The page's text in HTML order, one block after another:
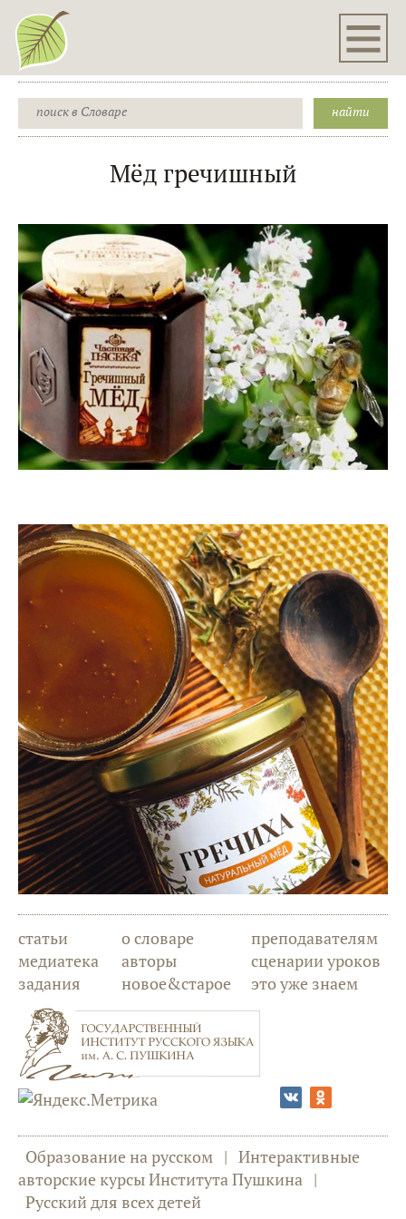
Мёд гречишный
статьи
медиатека
задания
о словаре
авторы
новое&старое
преподавателям
сценарии уроков
это уже знаем
Образование на русском | Интерактивные
авторские курсы Института Пушкина |
Русский для всех детей